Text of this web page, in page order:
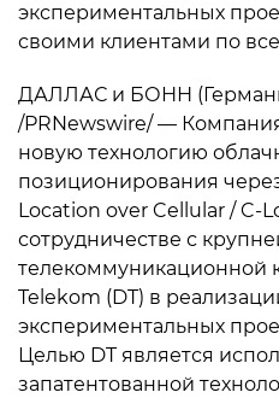
экспериментальных
своими клиентами по
ДАЛЛАС и БОНН
/PRNewswire/ —
новую технологию
позиционирования
Location over Cellular / C-
сотрудничестве с
телекоммуникационной
Telekom (DT) в
экспериментальных
Целью DT является
запатентованной